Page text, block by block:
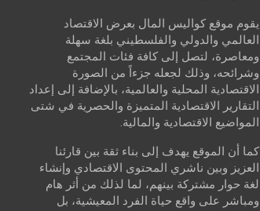
يقوم موقع كواليس المال بعرض الاقتصاد
العالمي والدولي والفلسطيني بلغة سهلة
ومعاصرة، لتصل إلى كافة فئات المجتمع
وشرائحه، وذلك لجعله جزءاً من الصورة
الاقتصادية المحلية والعالمية، بالإضافة إلى إعداد
التقارير الاقتصادية المتميزة والحصرية في شتى
المواضيع الاقتصادية والمالية.
كما أن الموقع يهدف إلى بناء ثقة بين قارئنا
العزيز وبين ناشري المحتوى الاقتصادي وإنشاء
لغة حوار مشتركة بينهم، لما لذلك من أثر هام
ومباشر على واقع حياة الفرد المعيشية، بل